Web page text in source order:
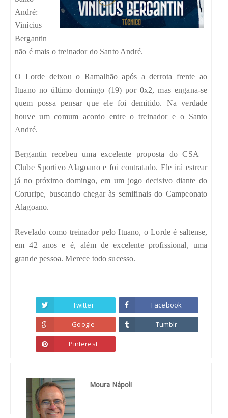
André:
Vinícius
Bergantin
não é mais o treinador do Santo André.
O Lorde deixou o Ramalhão após a derrota frente ao
Ituano no último domingo (19) por 0x2, mas engana-se
quem possa pensar que ele foi demitido. Na verdade
houve um comum acordo entre o treinador e o Santo
André.
Bergantin recebeu uma excelente proposta do CSA –
Clube Sportivo Alagoano e foi contratado. Ele irá estrear
já no próximo domingo, em um jogo decisivo diante do
Coruripe, buscando chegar às semifinais do Campeonato
Alagoano.
Revelado como treinador pelo Ituano, o Lorde é saltense,
em 42 anos e é, além de excelente profissional, uma
grande pessoa. Merece todo sucesso.
Twitter Facebook
Google Tumblr
Pinterest
Moura Nápoli